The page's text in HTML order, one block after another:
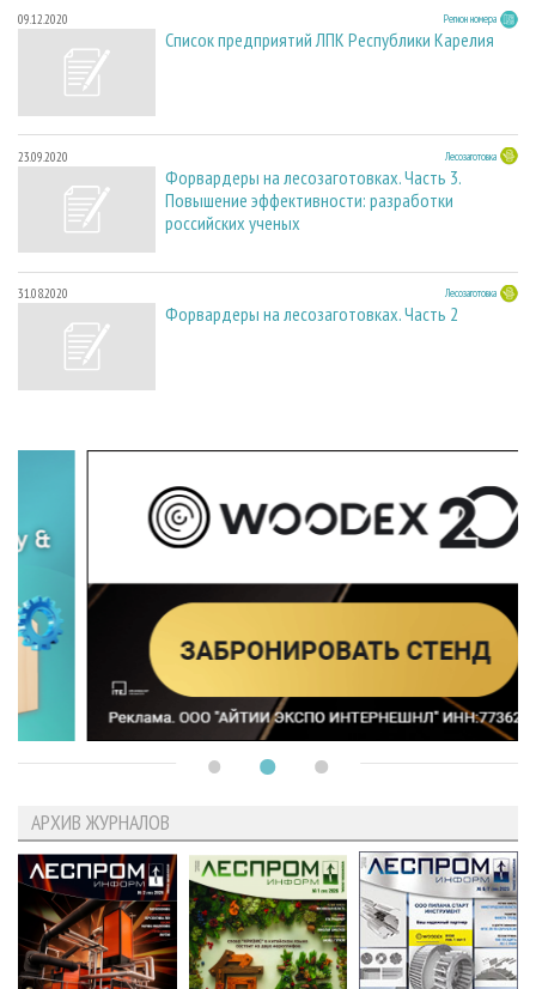
09.12.2020 Регион номера
Список предприятий ЛПК Республики Карелия
23.09.2020 Лесозаготовка
Форвардеры на лесозаготовках. Часть 3.
Повышение эффективности: разработки
российских ученых
31.08.2020 Лесозаготовка
Форвардеры на лесозаготовках. Часть 2
АРХИВ ЖУРНАЛОВ